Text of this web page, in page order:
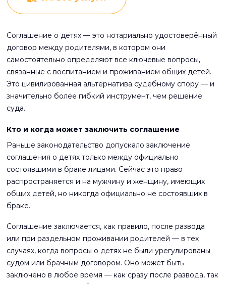
Соглашение о детях — это нотариально удостоверённый
договор между родителями, в котором они
самостоятельно определяют все ключевые вопросы,
связанные с воспитанием и проживанием общих детей.
Это цивилизованная альтернатива судебному спору — и
значительно более гибкий инструмент, чем решение
суда.
Кто и когда может заключить соглашение
Раньше законодательство допускало заключение
соглашения о детях только между официально
состоявшими в браке лицами. Сейчас это право
распространяется и на мужчину и женщину, имеющих
общих детей, но никогда официально не состоявших в
браке.
Соглашение заключается, как правило, после развода
или при раздельном проживании родителей — в тех
случаях, когда вопросы о детях не были урегулированы
судом или брачным договором. Оно может быть
заключено в любое время — как сразу после развода, так